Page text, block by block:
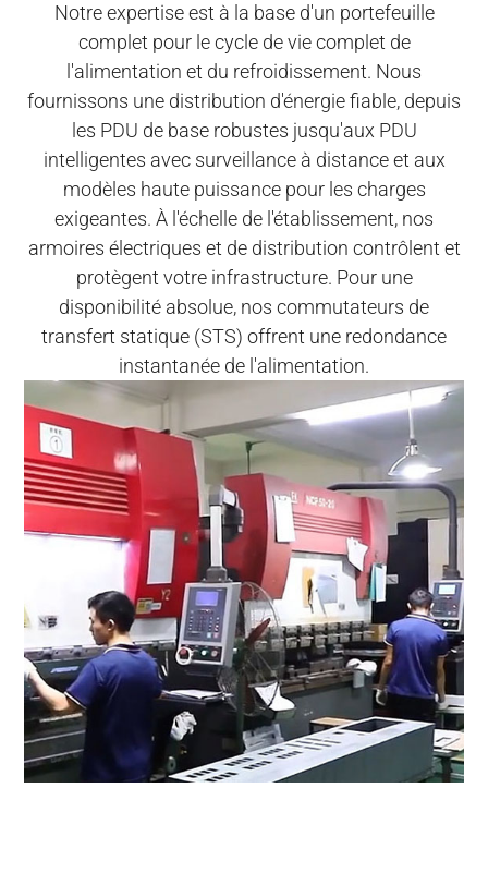
Notre expertise est à la base d'un portefeuille
complet pour le cycle de vie complet de
l'alimentation et du refroidissement. Nous
fournissons une distribution d'énergie fiable, depuis
les PDU de base robustes jusqu'aux PDU
intelligentes avec surveillance à distance et aux
modèles haute puissance pour les charges
exigeantes. À l'échelle de l'établissement, nos
armoires électriques et de distribution contrôlent et
protègent votre infrastructure. Pour une
disponibilité absolue, nos commutateurs de
transfert statique (STS) offrent une redondance
instantanée de l'alimentation.